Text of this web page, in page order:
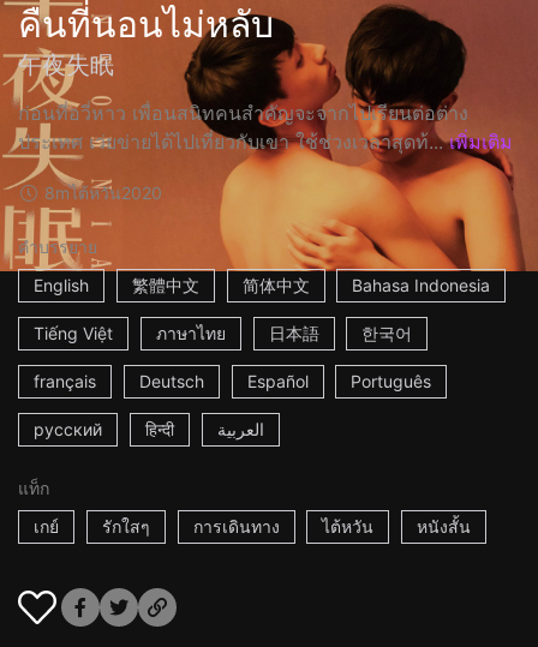
คืนที่นอนไม่หลับ
午夜失眠
ก่อนที่อวี่หาว เพื่อนสนิทคนสำคัญจะจากไปเรียนต่อต่าง
ประเทศ เว่ยข่ายได้ไปเที่ยวกับเขา ใช้ช่วงเวลาสุดท้... เพิ่มเติม
8mไต้หวัน2020
คำบรรยาย
English
繁體中文 简体中文 Bahasa Indonesia
Tiếng Việt ภาษาไทย 日本語 한국어
français Deutsch Español Português
русский हिन्दी العربية
แท็ก
เกย์
รักใสๆ การเดินทาง ไต้หวัน หนังสั้น